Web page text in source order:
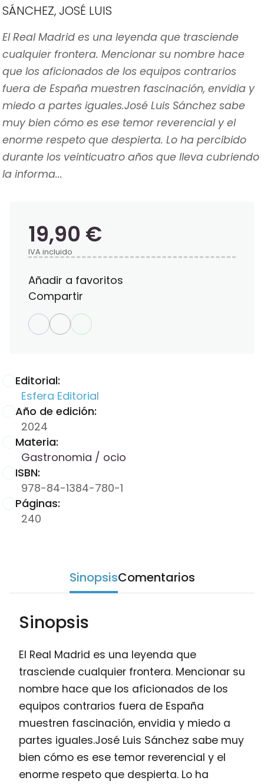
SÁNCHEZ, JOSÉ LUIS
El Real Madrid es una leyenda que trasciende
cualquier frontera. Mencionar su nombre hace
que los aficionados de los equipos contrarios
fuera de España muestren fascinación, envidia y
miedo a partes iguales.José Luis Sánchez sabe
muy bien cómo es ese temor reverencial y el
enorme respeto que despierta. Lo ha percibido
durante los veinticuatro años que lleva cubriendo
la informa...
Editorial:
Esfera Editorial
Año de edición:
2024
Materia:
Gastronomia / ocio
ISBN:
978-84-1384-780-1
Páginas:
240
19,90 €
IVA incluido
Añadir a favoritos
Compartir
SinopsisComentarios
Sinopsis
El Real Madrid es una leyenda que
trasciende cualquier frontera. Mencionar su
nombre hace que los aficionados de los
equipos contrarios fuera de España
muestren fascinación, envidia y miedo a
partes iguales.José Luis Sánchez sabe muy
bien cómo es ese temor reverencial y el
enorme respeto que despierta. Lo ha